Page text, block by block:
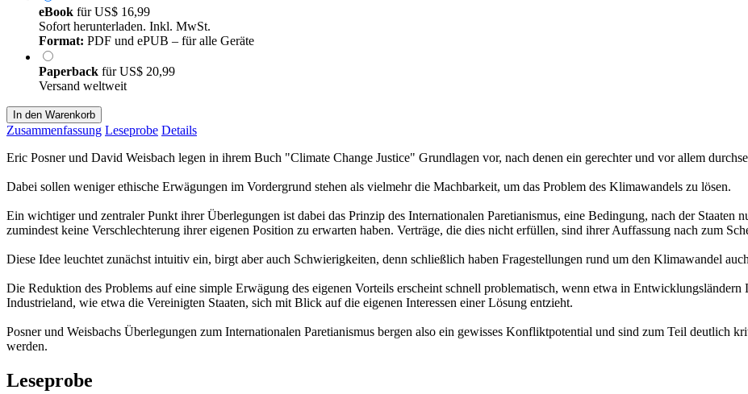
eBook fürUS$ 16,99
Sofort herunterladen. Inkl. MwSt.
Format: PDF und ePUB – für alle Geräte
Paperback fürUS$ 20,99
Versand weltweit
In den Warenkorb
Zusammenfassung Leseprobe Details
Eric Posner und David Weisbach legen in ihrem Buch "Climate Change Justice" Grundlagen vor, nach denen ein gerechter und vor allem
Dabei sollen weniger ethische Erwägungen im Vordergrund stehen als vielmehr die Machbarkeit, um das Problem des Klimawandels zu lösen.
Ein wichtiger und zentraler Punkt ihrer Überlegungen ist dabei das Prinzip des Internationalen Paretianismus, eine Bedingung, nach der Staaten
zumindest keine Verschlechterung ihrer eigenen Position zu erwarten haben. Verträge, die dies nicht erfüllen, sind ihrer Auffassung nach zum
Diese Idee leuchtet zunächst intuitiv ein, birgt aber auch Schwierigkeiten, denn schließlich haben Fragestellungen rund um den Klimawandel
Die Reduktion des Problems auf eine simple Erwägung des eigenen Vorteils erscheint schnell problematisch, wenn etwa in
Industrieland, wie etwa die Vereinigten Staaten, sich mit Blick auf die eigenen Interessen einer Lösung entzieht.
Posner und Weisbachs Überlegungen zum Internationalen Paretianismus bergen also ein gewisses Konfliktpotential und sind zum Teil deutlich
werden.
Leseprobe